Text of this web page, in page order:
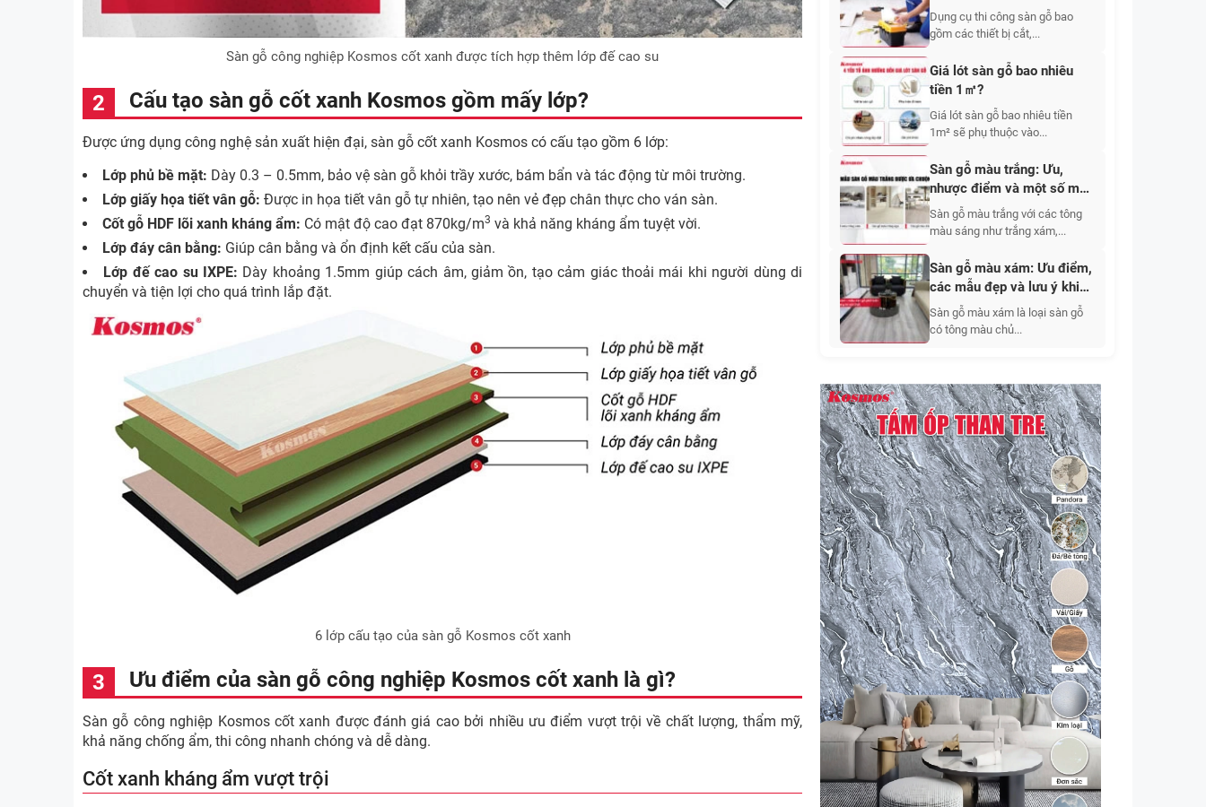
Sàn gỗ công nghiệp Kosmos cốt xanh được tích hợp thêm lớp đế cao su
Cấu tạo sàn gỗ cốt xanh Kosmos gồm mấy lớp?
Được ứng dụng công nghệ sản xuất hiện đại, sàn gỗ cốt xanh Kosmos có cấu tạo gồm 6 lớp:
Lớp phủ bề mặt: Dày 0.3 – 0.5mm, bảo vệ sàn gỗ khỏi trầy xước, bám bẩn và tác động từ môi trường.
Lớp giấy họa tiết vân gỗ: Được in họa tiết vân gỗ tự nhiên, tạo nên vẻ đẹp chân thực cho ván sàn.
Cốt gỗ HDF lõi xanh kháng ẩm: Có mật độ cao đạt 870kg/m3 và khả năng kháng ẩm tuyệt vời.
Lớp đáy cân bằng: Giúp cân bằng và ổn định kết cấu của sàn.
Lớp đế cao su IXPE: Dày khoảng 1.5mm giúp cách âm, giảm ồn, tạo cảm giác thoải mái khi người dùng di
chuyển và tiện lợi cho quá trình lắp đặt.
6 lớp cấu tạo của sàn gỗ Kosmos cốt xanh
Ưu điểm của sàn gỗ công nghiệp Kosmos cốt xanh là gì?
Sàn gỗ công nghiệp Kosmos cốt xanh được đánh giá cao bởi nhiều ưu điểm vượt trội về chất lượng, thẩm mỹ,
khả năng chống ẩm, thi công nhanh chóng và dễ dàng.
Cốt xanh kháng ẩm vượt trội
bền đẹp
Dụng cụ thi công sàn gỗ bao
gồm các thiết bị cắt,...
Giá lót sàn gỗ bao nhiêu
tiền 1㎡?
Giá lót sàn gỗ bao nhiêu tiền
1m² sẽ phụ thuộc vào...
Sàn gỗ màu trắng: Ưu,
nhược điểm và một số mẫu
đẹp 2026
Sàn gỗ màu trắng với các tông
màu sáng như trắng xám,...
Sàn gỗ màu xám: Ưu điểm,
các mẫu đẹp và lưu ý khi
chọn sàn
Sàn gỗ màu xám là loại sàn gỗ
có tông màu chủ...